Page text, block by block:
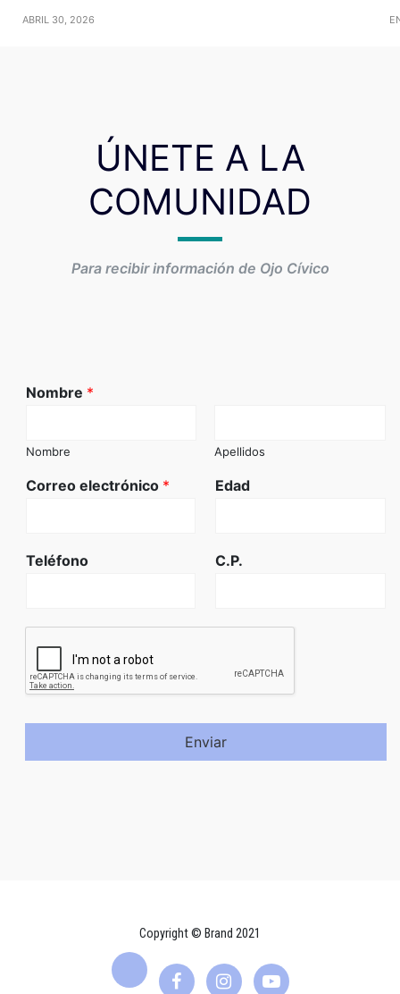
ABRIL 30, 2026
ÚNETE A LA
COMUNIDAD
Para recibir información de Ojo Cívico
Nombre *
Nombre Apellidos
Correo electrónico * Edad
Teléfono C.P.
Enviar
Copyright © Brand 2021